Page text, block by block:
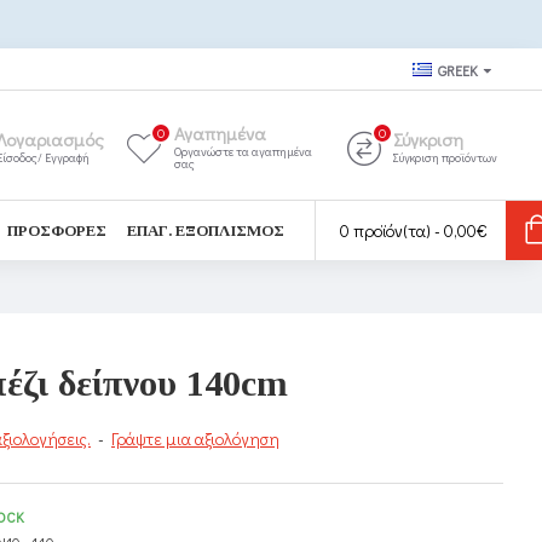
GREEK
Εγγραφή
Αγαπημένα
Οργανώστε τα αγαπημένα
σας
0 Σύγκριση
Σύγκριση προϊόντων
0
ΠΡΟΣΦΟΡΈΣ ΕΠΑΓ. ΕΞΟΠΛΙΣΜΌΣ 0 προϊόν(τα) - 0,00€
δείπνου 140cm
- Γράψτε μια αξιολόγηση